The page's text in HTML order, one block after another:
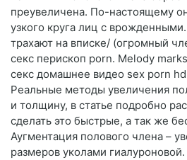
преувеличена. По-настоящему
узкого круга лиц с
трахают на вписке/ (огромный
секс перископ porn. Melody
секс домашнее видео sex porn
Реальные методы увеличения
и толщину, в статье подробно
сделать это быстрые, а так же
Аугментация полового члена –
размеров уколами